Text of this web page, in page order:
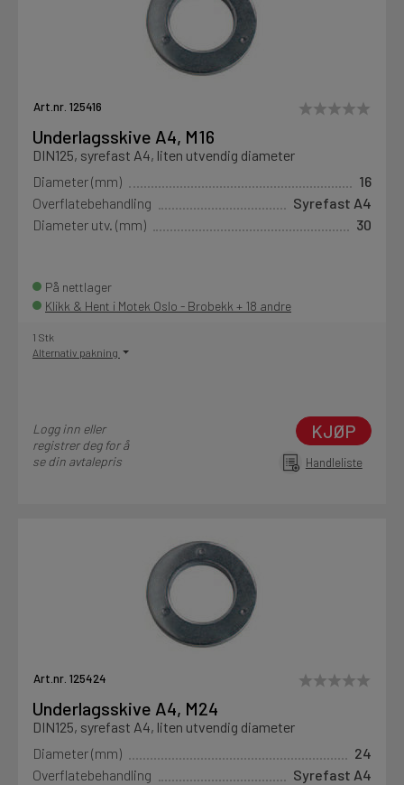
Art.nr. 125416
Underlagsskive A4, M16
DIN125, syrefast A4, liten utvendig diameter
Diameter (mm)
16
Overflatebehandling
Syrefast A4
Diameter utv. (mm)
30
På nettlager
Klikk & Hent i Motek Oslo - Brobekk + 18 andre
1 Stk
Alternativ pakning
Logg inn eller
registrer deg for å
se din avtalepris
KJØP
Handleliste
Art.nr. 125424
Underlagsskive A4, M24
DIN125, syrefast A4, liten utvendig diameter
Diameter (mm)
24
Overflatebehandling
Syrefast A4